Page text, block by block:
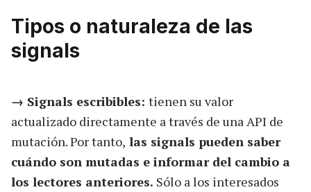
Tipos o naturaleza de las
signals
→ Signals escribibles: tienen su valor
actualizado directamente a través de una API de
mutación. Por tanto, las signals pueden saber
cuándo son mutadas e informar del cambio a
los lectores anteriores. Sólo a los interesados